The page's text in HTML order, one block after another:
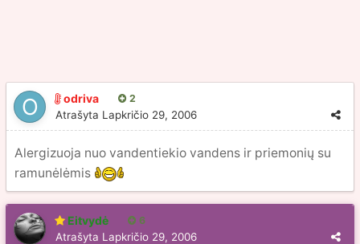
odriva 2
Atrašyta Lapkričio 29, 2006
Alergizuoja nuo vandentiekio vandens ir priemonių su
ramunėlėmis
Eitvydė 6
Atrašyta Lapkričio 29, 2006